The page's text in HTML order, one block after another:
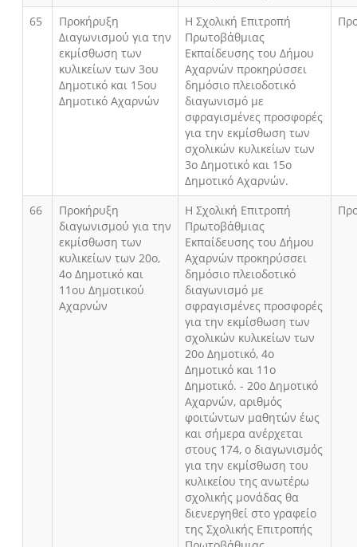
65
Προκήρυξη
Διαγωνισμού για την
εκμίσθωση των
κυλικείων των 3ου
Δημοτικό και 15ου
Δημοτικό Αχαρνών
Η Σχολική Επιτροπή
Πρωτοβάθμιας
Εκπαίδευσης του Δήμου
Αχαρνών προκηρύσσει
δημόσιο πλειοδοτικό
διαγωνισμό με
σφραγισμένες προσφορές
για την εκμίσθωση των
σχολικών κυλικείων των
3ο Δημοτικό και 15ο
Δημοτικό Αχαρνών.
66
Προκήρυξη
διαγωνισμού για την
εκμίσθωση των
κυλικείων των 20ο,
4ο Δημοτικό και
11ου Δημοτικού
Αχαρνών
Η Σχολική Επιτροπή
Πρωτοβάθμιας
Εκπαίδευσης του Δήμου
Αχαρνών προκηρύσσει
δημόσιο πλειοδοτικό
διαγωνισμό με
σφραγισμένες προσφορές
για την εκμίσθωση των
σχολικών κυλικείων των
20ο Δημοτικό, 4ο
Δημοτικό και 11ο
Δημοτικό. - 20ο Δημοτικό
Αχαρνών, αριθμός
φοιτώντων μαθητών έως
και σήμερα ανέρχεται
στους 174, ο διαγωνισμός
για την εκμίσθωση του
κυλικείου της ανωτέρω
σχολικής μονάδας θα
διενεργηθεί στο γραφείο
της Σχολικής Επιτροπής